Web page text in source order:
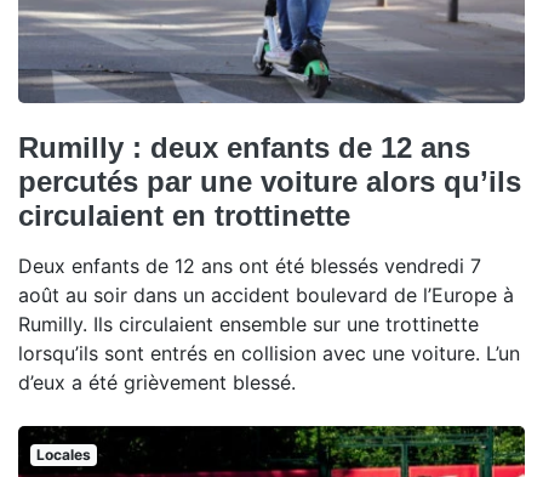
Rumilly : deux enfants de 12 ans
percutés par une voiture alors qu’ils
circulaient en trottinette
Deux enfants de 12 ans ont été blessés vendredi 7
août au soir dans un accident boulevard de l’Europe à
Rumilly. Ils circulaient ensemble sur une trottinette
lorsqu’ils sont entrés en collision avec une voiture. L’un
d’eux a été grièvement blessé.
Locales